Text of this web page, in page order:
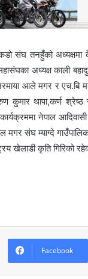
संघ तनहुँको
महासंघका अध्यक्ष काली
आले मगर र
कुमार थापा,कर्ण
नेपाल
मगर संघ म्याग्दे
खेलाडी कृति गिरिको
Facebook